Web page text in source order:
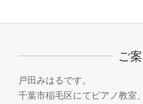
05-
ご
戸田みはるです。
千葉市稲毛区にてピアノ教室